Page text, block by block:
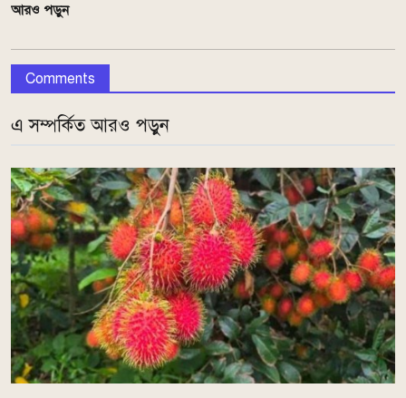
আরও পড়ুন
Comments
এ সম্পর্কিত আরও পড়ুন